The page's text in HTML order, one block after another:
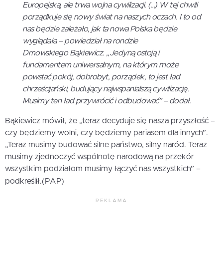
Europejską, ale trwa wojna cywilizacji. (…) W tej chwili
porządkuje się nowy świat na naszych oczach. I to od
nas będzie zależało, jak ta nowa Polska będzie
wyglądała – powiedział na rondzie
Dmowskiego Bąkiewicz. „Jedyną ostoją i
fundamentem uniwersalnym, na którym może
powstać pokój, dobrobyt, porządek, to jest ład
chrześcijański, budujący najwspanialszą cywilizację.
Musimy ten ład przywrócić i odbudować” – dodał.
Bąkiewicz mówił, że „teraz decyduje się nasza przyszłość –
czy będziemy wolni, czy będziemy pariasem dla innych”.
„Teraz musimy budować silne państwo, silny naród. Teraz
musimy zjednoczyć wspólnotę narodową na przekór
wszystkim podziałom musimy łączyć nas wszystkich” –
podkreślił.(PAP)
REKLAMA